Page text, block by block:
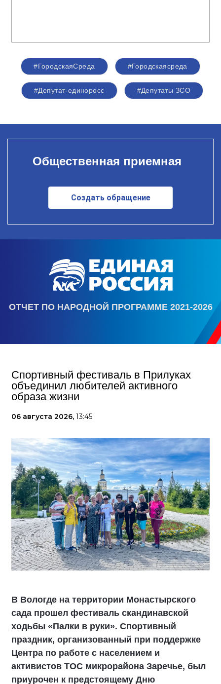
#ГородскаяСреда #Городскаясреда
#Депутат-единоросс #Депутаты ЗСО
Общественная приемная
Создать обращение
ОТЧЕТ ПО НАРОДНОЙ ПРОГРАММЕ 2021-2026
Спортивный фестиваль в Прилуках
объединил любителей активного
образа жизни
06 августа 2026, 13:45
В Вологде на территории Монастырского
сада прошел фестиваль скандинавской
ходьбы «Палки в руки». Спортивный
праздник, организованный при поддержке
Центра по работе с населением и
активистов ТОС микрорайона Заречье, был
приурочен к предстоящему Дню